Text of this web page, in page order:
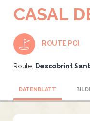
CASAL
ROUTE POI
Route: Descobrint
DATENBLATT